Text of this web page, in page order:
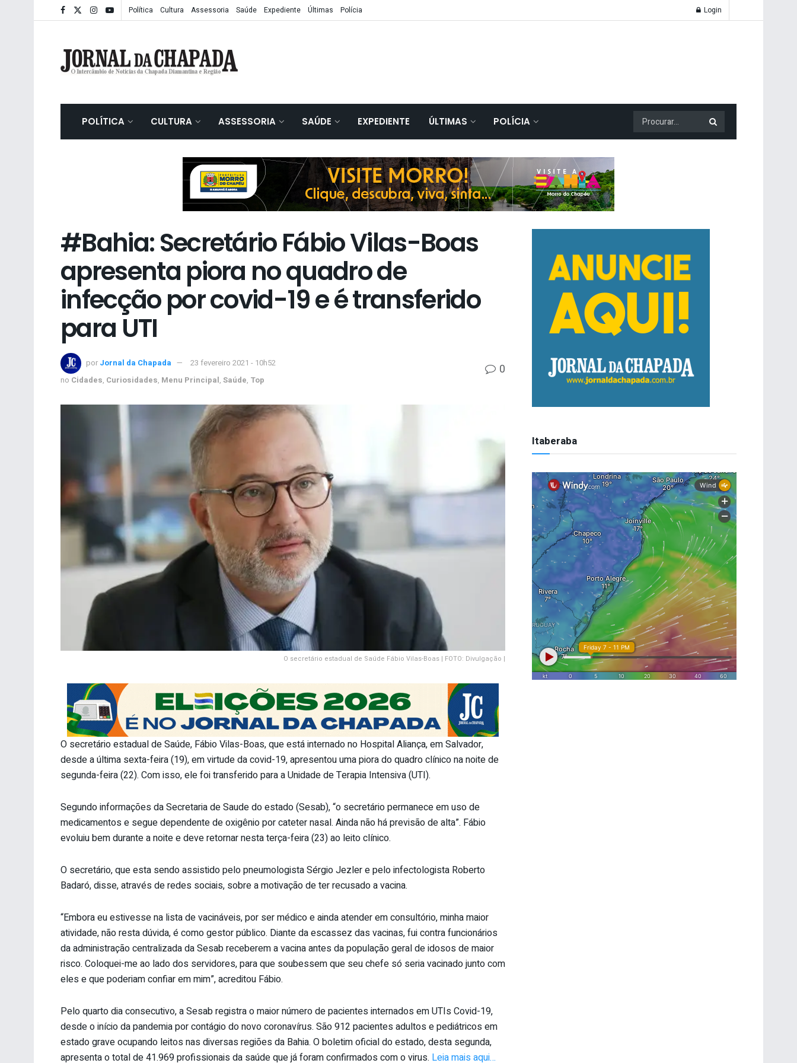
Política Cultura Assessoria Saúde Expediente Últimas Polícia Login
POLÍTICA CULTURA ASSESSORIA SAÚDE EXPEDIENTE ÚLTIMAS POLÍCIA
#Bahia: Secretário Fábio Vilas-Boas
apresenta piora no quadro de
infecção por covid-19 e é transferido
para UTI
por Jornal da Chapada
23 fevereiro 2021 - 10h52
no Cidades, Curiosidades, Menu Principal, Saúde, Top
0
O secretário estadual de Saúde Fábio Vilas-Boas | FOTO: Divulgação |
O secretário estadual de Saúde, Fábio Vilas-Boas, que está internado no Hospital Aliança, em Salvador,
desde a última sexta-feira (19), em virtude da covid-19, apresentou uma piora do quadro clínico na noite de
segunda-feira (22). Com isso, ele foi transferido para a Unidade de Terapia Intensiva (UTI).
Segundo informações da Secretaria de Saude do estado (Sesab), “o secretário permanece em uso de
medicamentos e segue dependente de oxigênio por cateter nasal. Ainda não há previsão de alta”. Fábio
evoluiu bem durante a noite e deve retornar nesta terça-feira (23) ao leito clínico.
O secretário, que esta sendo assistido pelo pneumologista Sérgio Jezler e pelo infectologista Roberto
Badaró, disse, através de redes sociais, sobre a motivação de ter recusado a vacina.
“Embora eu estivesse na lista de vacináveis, por ser médico e ainda atender em consultório, minha maior
atividade, não resta dúvida, é como gestor público. Diante da escassez das vacinas, fui contra funcionários
da administração centralizada da Sesab receberem a vacina antes da população geral de idosos de maior
risco. Coloquei-me ao lado dos servidores, para que soubessem que seu chefe só seria vacinado junto com
eles e que poderiam confiar em mim”, acreditou Fábio.
Pelo quarto dia consecutivo, a Sesab registra o maior número de pacientes internados em UTIs Covid-19,
desde o início da pandemia por contágio do novo coronavírus. São 912 pacientes adultos e pediátricos em
estado grave ocupando leitos nas diversas regiões da Bahia. O boletim oficial do estado, desta segunda,
apresenta o total de 41.969 profissionais da saúde que já foram confirmados com o virus. Leia mais aqui…
Itaberaba